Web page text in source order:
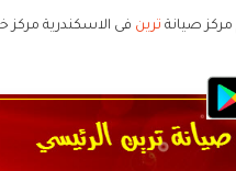
مركز صيانة ترين فى الاسكندرية مركز